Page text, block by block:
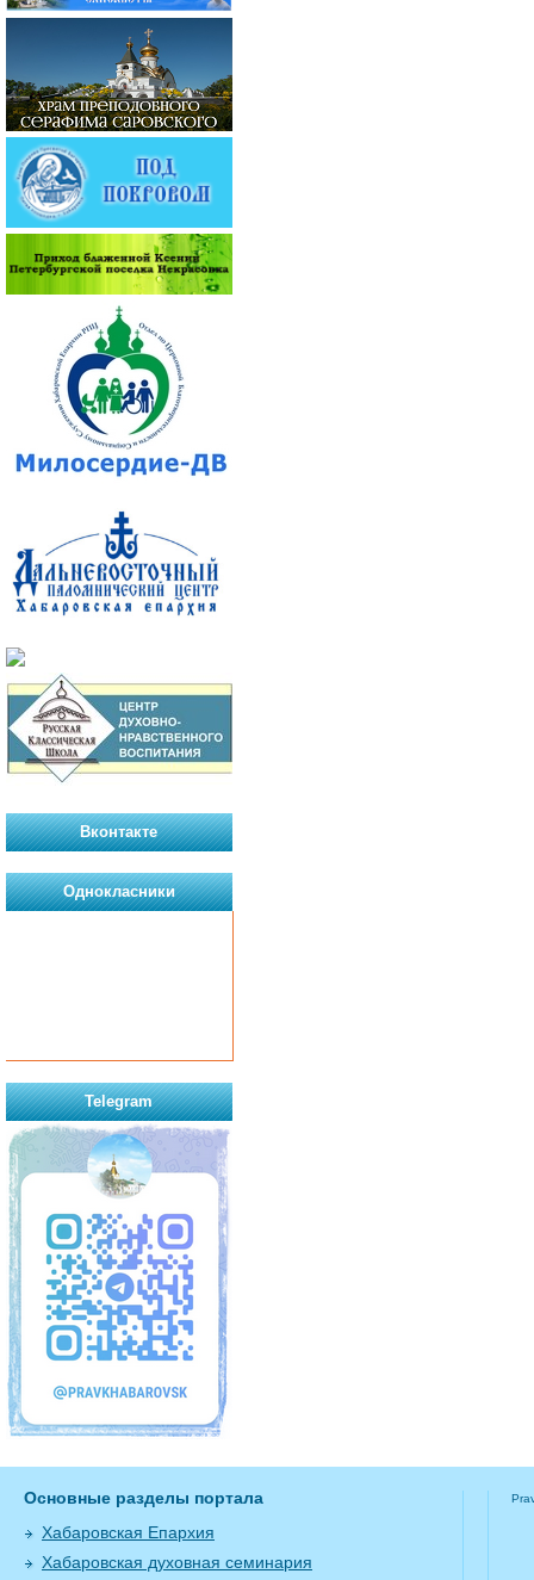
Вконтакте
Однокласники
Telegram
Основные разделы портала
Хабаровская Епархия
Хабаровская духовная семинария